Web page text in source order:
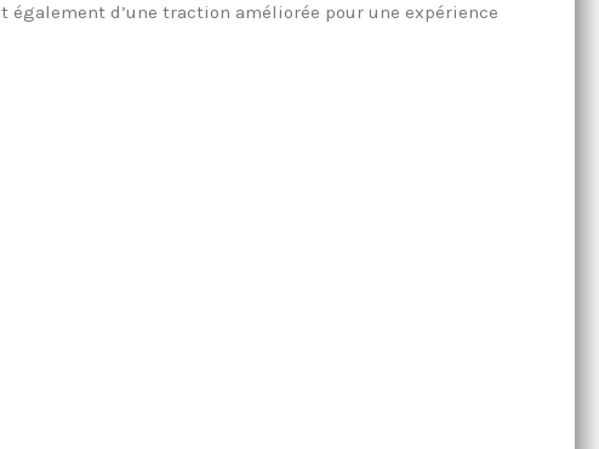
d’une traction améliorée pour une expérience